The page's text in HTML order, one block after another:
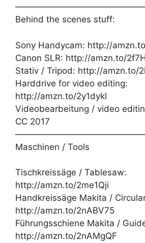
Behind the scenes stuff:
Sony Handycam: http://
Canon SLR: http://amzn.to/
Stativ / Tripod: http://amzn.to/
Harddrive for video editing:
http://amzn.to/2y1dykl
Videobearbeitung / video
CC 2017
Maschinen / Tools
Tischkreissäge / Tablesaw:
http://amzn.to/2me1Qji
Handkreissäge Makita /
http://amzn.to/2nABV75
Führungsschiene Makita /
http://amzn.to/2nAMgQF